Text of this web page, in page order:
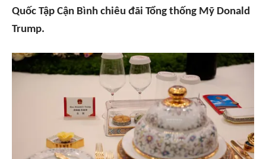
Quốc Tập Cận Bình chiêu đãi Tổng thống Mỹ Donald
Trump.